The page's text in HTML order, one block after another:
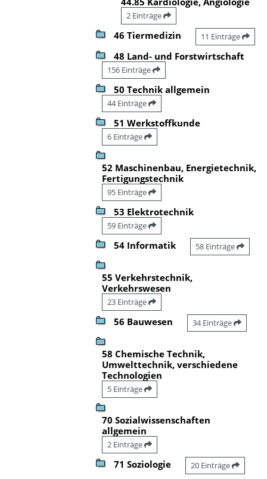
2 Einträge
46 Tiermedizin 11 Einträge
48 Land- und Forstwirtschaft
156 Einträge
50 Technik allgemein
44 Einträge
51 Werkstoffkunde
6 Einträge
52 Maschinenbau, Energietechnik,
Fertigungstechnik
95 Einträge
53 Elektrotechnik
59 Einträge
54 Informatik 58 Einträge
55 Verkehrstechnik,
Verkehrswesen
23 Einträge
56 Bauwesen 34 Einträge
58 Chemische Technik,
Umwelttechnik, verschiedene
Technologien
5 Einträge
70 Sozialwissenschaften
allgemein
2 Einträge
71 Soziologie 20 Einträge